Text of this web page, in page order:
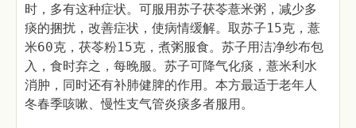
时，多有这种症状。可服用苏子茯苓薏米粥，减少多
痰的捆扰，改善症状，使病情缓解。取苏子15克，薏
米60克，茯苓粉15克，煮粥服食。苏子用洁净纱布包
入，食时弃之，每晚服。苏子可降气化痰，薏米利水
消肿，同时还有补肺健脾的作用。本方最适于老年人
冬春季咳嗽、慢性支气管炎痰多者服用。